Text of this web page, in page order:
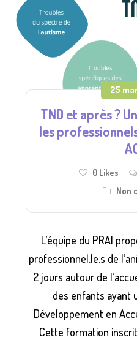
25
TND et après ?
les
0Likes
Non
L’équipe du PRAI
professionnel.le.s de
2 jours autour de
des enfants ayant
Développement en
Cette formation